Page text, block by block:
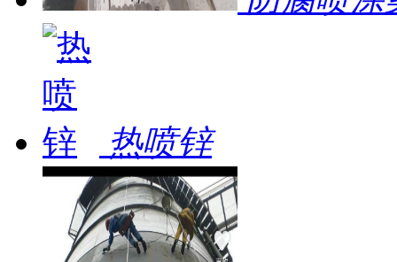
热喷锌